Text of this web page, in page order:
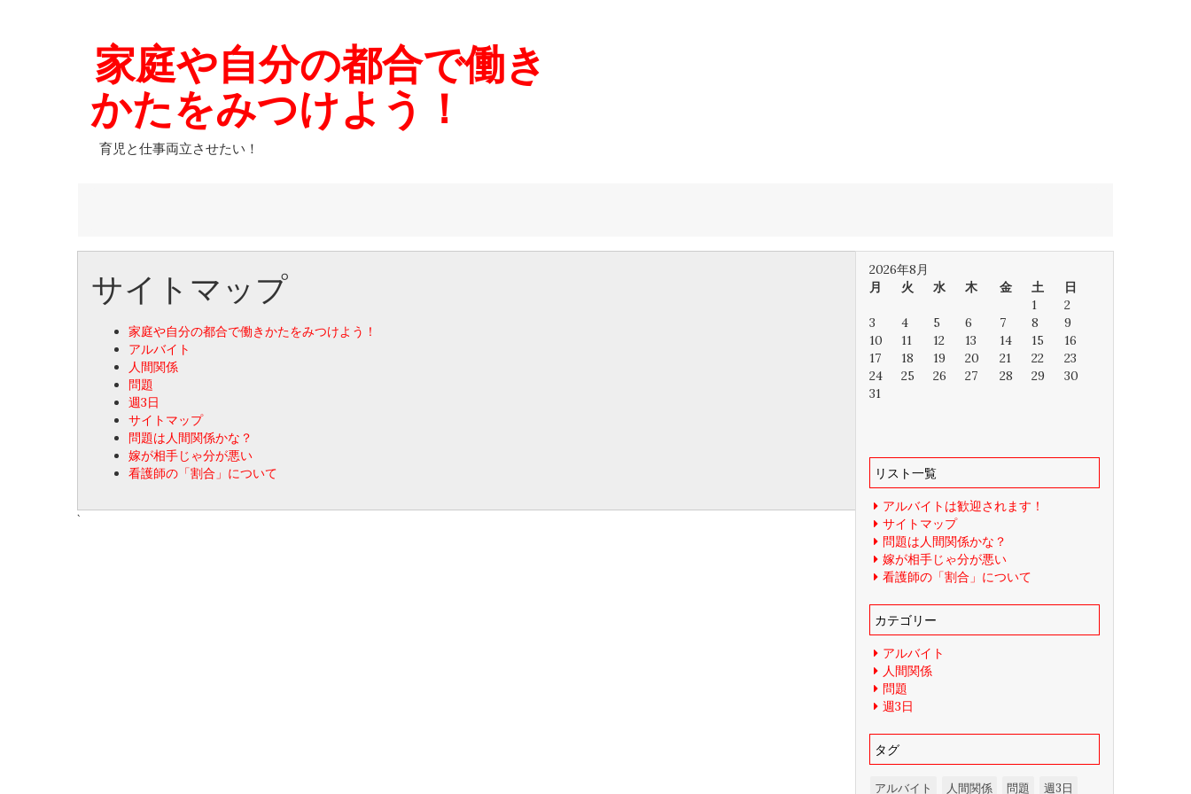
家庭や自分の都合で働き
かたをみつけよう！
育児と仕事両立させたい！
サイトマップ
家庭や自分の都合で働きかたをみつけよう！
アルバイト
人間関係
問題
週3日
サイトマップ
問題は人間関係かな？
嫁が相手じゃ分が悪い
看護師の「割合」について
2026年8月
月
火 水 木 金 土
日
1
2
3
4 5 6 7 8
9
10
11 12 13 14 15
16
17
18 19 20 21 22
23
24
25 26 27 28 29
30
31
リスト一覧
アルバイトは歓迎されます！
サイトマップ
問題は人間関係かな？
嫁が相手じゃ分が悪い
看護師の「割合」について
カテゴリー
アルバイト
人間関係
問題
週3日
タグ
アルバイト 人間関係 問題 週3日
`